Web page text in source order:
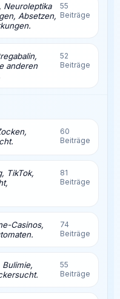
Neuroleptika
Absetzen,
55
Beiträge
anderen
52
Beiträge
60
Beiträge
TikTok,
81
Beiträge
Casinos,
74
Beiträge
Bulimie,
55
Beiträge